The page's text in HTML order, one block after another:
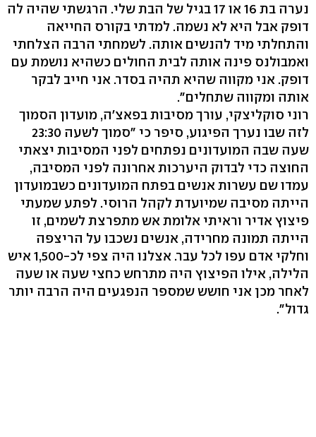
נערה בת 16 או 17 בגיל של הבת שלי. הרגשתי שהיה לה
דופק אבל היא לא נשמה. למדתי בקורס החייאה
והתחלתי מיד להנשים אותה. לשמחתי הרבה הצלחתי
ואמבולנס פינה אותה לבית החולים כשהיא נושמת עם
דופק. אני מקווה שהיא תהיה בסדר. אני חייב לבקר
אותה ומקווה שתחלים".
רוני סוקליצקי, עורך מסיבות בפאצ'ה, מועדון הסמוך
לזה שבו נערך הפיגוע, סיפר כי "סמוך לשעה 23:30
שעה שבה המועדונים נפתחים לפני המסיבות יצאתי
החוצה כדי לבדוק היערכות אחרונה לפני המסיבה,
עמדו שם עשרות אנשים בפתח המועדונים כשבמועדון
הייתה מסיבה שמיועדת לקהל הרוסי. לפתע שמעתי
פיצוץ אדיר וראיתי אלומת אש מתפרצת לשמים, זו
הייתה תמונה מחרידה, אנשים נשכבו על הריצפה
וחלקי אדם עפו לכל עבר. אצלנו היה צפי לכ-1,500 איש
הלילה, אילו הפיצוץ היה מתרחש כחצי שעה או שעה
לאחר מכן אני חושש שמספר הנפגעים היה הרבה יותר
גדול".